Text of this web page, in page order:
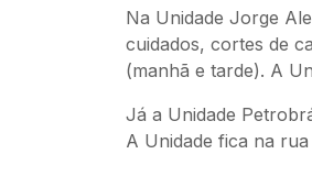
Na Unidade Jorge
cuidados, cortes de
(manhã e tarde). A
Já a Unidade
A Unidade fica na